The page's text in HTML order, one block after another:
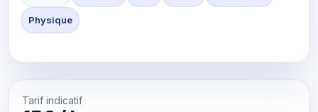
Physique
Tarif indicatif